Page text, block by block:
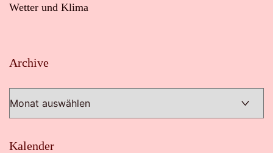
Wetter und Klima
Archive
Kalender